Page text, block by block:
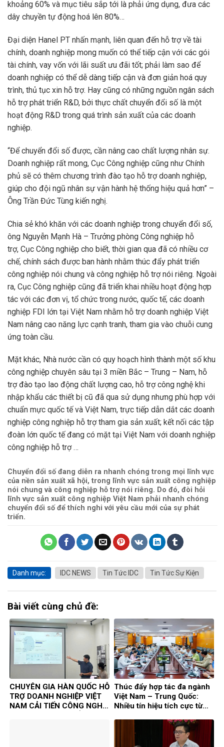
khoảng 60% và mục tiêu sắp tới là phải ứng dụng, đưa các
dây chuyền tự động hoá lên 80%…
Đại diện Hanel PT nhấn mạnh, liên quan đến hỗ trợ về tài
chính, doanh nghiệp mong muốn có thể tiếp cận với các gói
tài chính, vay vốn với lãi suất ưu đãi tốt; phải làm sao để
doanh nghiệp có thể dễ dàng tiếp cận và đơn giản hoá quy
trình, thủ tục xin hỗ trợ. Hay cũng có những nguồn ngân sách
hỗ trợ phát triển R&D, bởi thực chất chuyển đổi số là một
hoạt động R&D trong quá trình sản xuất của các doanh
nghiệp.
“Để chuyển đổi số được, cần nâng cao chất lượng nhân sự.
Doanh nghiệp rất mong, Cục Công nghiệp cũng như Chính
phủ sẽ có thêm chương trình đào tạo hỗ trợ doanh nghiệp,
giúp cho đội ngũ nhân sự vận hành hệ thống hiệu quả hơn” –
Ông Trần Đức Tùng kiến nghị.
Chia sẻ khó khăn với các doanh nghiệp trong chuyển đổi số,
ông Nguyễn Mạnh Hà – Trưởng phòng Công nghiệp hỗ
trợ, Cục Công nghiệp cho biết, thời gian qua đã có nhiều cơ
chế, chính sách được ban hành nhằm thúc đẩy phát triển
công nghiệp nói chung và công nghiệp hỗ trợ nói riêng. Ngoài
ra, Cục Công nghiệp cũng đã triển khai nhiều hoạt động hợp
tác với các đơn vị, tổ chức trong nước, quốc tế, các doanh
nghiệp FDI lớn tại Việt Nam nhằm hỗ trợ doanh nghiệp Việt
Nam nâng cao năng lực cạnh tranh, tham gia vào chuỗi cung
ứng toàn cầu.
Mặt khác, Nhà nước cần có quy hoạch hình thành một số khu
công nghiệp chuyên sâu tại 3 miền Bắc – Trung – Nam, hỗ
trợ đào tạo lao động chất lượng cao, hỗ trợ công nghệ khi
nhập khẩu các thiết bị cũ đã qua sử dụng nhưng phù hợp với
chuẩn mực quốc tế và Việt Nam, trực tiếp dẫn dắt các doanh
nghiệp công nghiệp hỗ trợ tham gia sản xuất; kết nối các tập
đoàn lớn quốc tế đang có mặt tại Việt Nam với doanh nghiệp
công nghiệp hỗ trợ …
Chuyển đổi số đang diễn ra nhanh chóng trong mọi lĩnh vực
của nền sản xuất xã hội, trong lĩnh vực sản xuất công nghiệp
nói chung và công nghiệp hỗ trợ nói riêng. Do đó, đòi hỏi
lĩnh vực sản xuất công nghiệp Việt Nam phải nhanh chóng
chuyển đổi số để thích nghi với yêu cầu mới của sự phát
triển.
Danh mục: IDC NEWS Tin Tức IDC Tin Tức Sự Kiện
Bài viết cùng chủ đề:
CHUYÊN GIA HÀN QUỐC HỖ
TRỢ DOANH NGHIỆP VIỆT
NAM CẢI TIẾN CÔNG NGHỆ
Thúc đẩy hợp tác đa ngành
Việt Nam – Trung Quốc:
Nhiều tín hiệu tích cực từ